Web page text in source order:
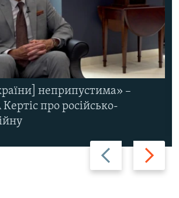
Назад Вперед
неприпустима» –
про російсько-